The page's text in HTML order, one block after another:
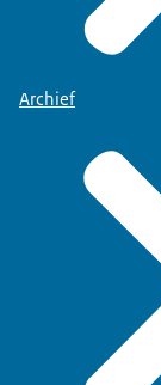
Archief